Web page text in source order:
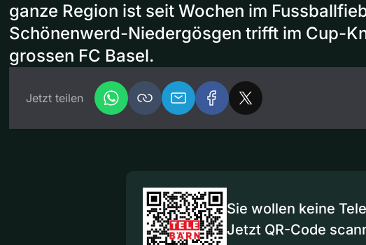
ganze Region ist seit Wochen im
Schönenwerd-Niedergösgen trifft im Cup-
grossen FC Basel.
Jetzt teilen
Sie wollen keine
Jetzt QR-Code